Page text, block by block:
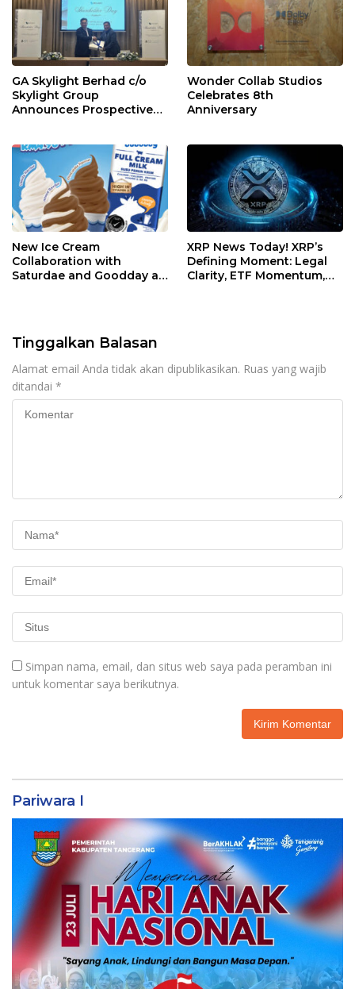
GA Skylight Berhad c/o
Skylight Group
Announces Prospective
Berhad
Wonder Collab Studios
Celebrates 8th
Anniversary
New Ice Cream
Collaboration with
Saturdae and Goodday at
XRP News Today! XRP’s
Defining Moment: Legal
Clarity, ETF Momentum,
Tinggalkan Balasan
Alamat email Anda tidak akan dipublikasikan. Ruas yang wajib
ditandai *
Simpan nama, email, dan situs web saya pada peramban ini
untuk komentar saya berikutnya.
Pariwara I